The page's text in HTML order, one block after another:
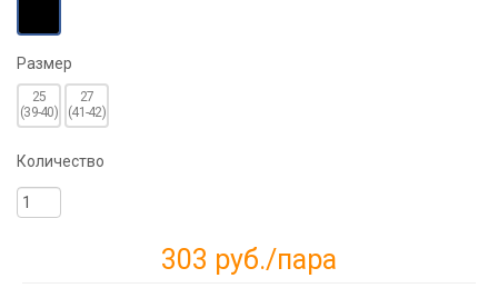
Размер
25
(39-40)
27
(41-42)
Количество
303 руб./пара